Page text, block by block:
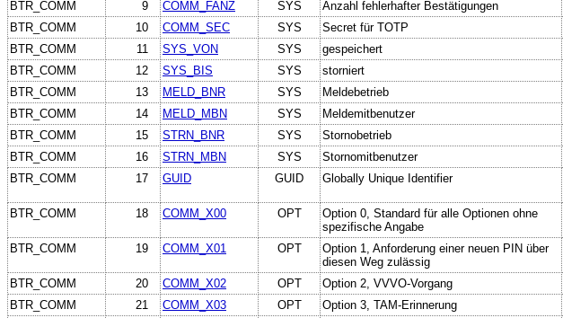
BTR_COMM
9 COMM_FANZ SYS Anzahl fehlerhafter Bestätigungen
BTR_COMM
10 COMM_SEC SYS Secret für TOTP
BTR_COMM
11 SYS_VON SYS gespeichert
BTR_COMM
12 SYS_BIS SYS storniert
BTR_COMM
13 MELD_BNR SYS Meldebetrieb
BTR_COMM
14 MELD_MBN SYS Meldemitbenutzer
BTR_COMM
15 STRN_BNR SYS Stornobetrieb
BTR_COMM
16 STRN_MBN SYS Stornomitbenutzer
BTR_COMM
17 GUID GUID Globally Unique Identifier
BTR_COMM
18 COMM_X00 OPT
Option 0, Standard für alle Optionen ohne
spezifische Angabe
BTR_COMM
19 COMM_X01 OPT
Option 1, Anforderung einer neuen PIN über
diesen Weg zulässig
BTR_COMM
20 COMM_X02 OPT
Option 2, VVVO-Vorgang
BTR_COMM
21 COMM_X03 OPT
Option 3, TAM-Erinnerung